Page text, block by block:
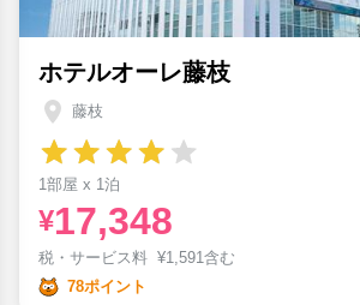
ホテルオーレ藤枝
藤枝
1部屋 x 1泊
¥17,348
税・サービス料 ¥1,591含む
78ポイント